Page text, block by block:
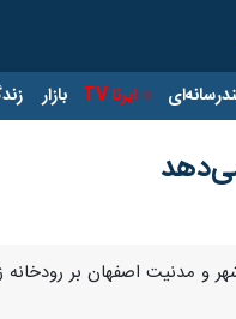
ایرنا TV بازار
مدنیت اصفهان بر رودخانه